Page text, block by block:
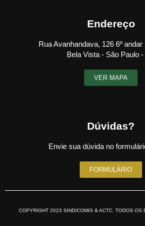
Endereço
Rua Avanhandava, 126 6º andar
Bela Vista - São Paulo
VER MAPA
Dúvidas?
Envie sua dúvida no
FORMULÁRIO
COPYRIGHT 2023 SINDICOMIS & ACTC. TODOS OS